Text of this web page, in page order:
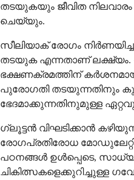
തടയുകയും ജീവിത നിലവാരം
ചെയ്യും.
സീലിയാക് രോഗം
തടയുക എന്നതാണ് ലക്ഷ്യം.
ഭക്ഷണക്രമത്തിന്
പുരോഗതി തടയുന്നതിനും
ഭേദമാക്കുന്നതിനുമുള്ള
ഗ്ലൂട്ടൻ വിഘടിക്കാൻ
രോഗപ്രതിരോധ
പഠനങ്ങൾ ഉൾപ്പെടെ,
ചികിത്സകളെക്കുറിച്ചുള്ള